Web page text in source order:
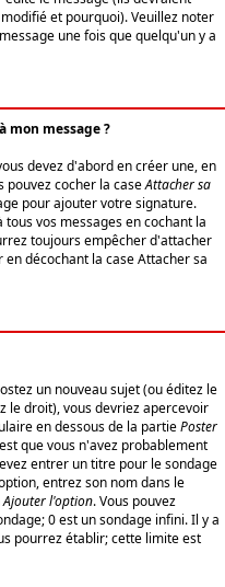
et pourquoi). Veuillez noter
une fois que quelqu'un y a
mon message ?
devez d'abord en créer une, en
pouvez cocher la caseAttacher sa
pour ajouter votre signature.
vos messages en cochant la
toujours empêcher d'attacher
décochant la case Attacher sa
un nouveau sujet (ou éditez le
le droit), vous devriez apercevoir
en dessous de la partiePoster
que vous n'avez probablement
entrer un titre pour le sondage
entrez son nom dans le
Ajouter l'option. Vous pouvez
0 est un sondage infini. Il y a
pourrez établir; cette limite est